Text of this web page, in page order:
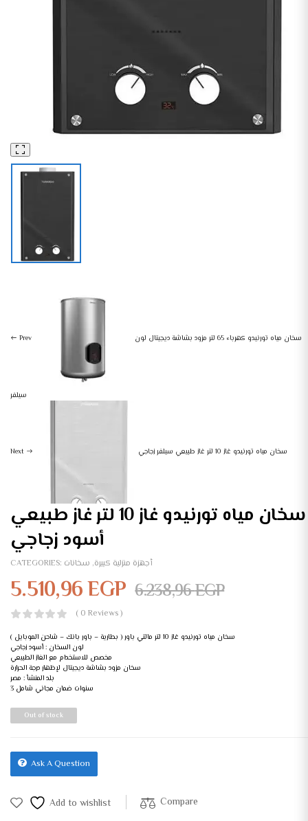
Prev سخان مياه تورنيدو كهرباء 65 لتر مزود بشاشة ديجيتال لون
سيلفر
Next سخان مياه تورنيدو غاز 10 لتر غاز طبيعي سيلفر زجاجي
سخان مياه تورنيدو غاز 10 لتر غاز طبيعي
أسود زجاجي
CATEGORIES: أجهزة منزلية كبيرة, سخانات
5.510,96EGP 6.238,96EGP
( 0 Reviews )
سخان مياه تورنيدو غاز 10 لتر مالتي باور ( بطارية – باور بانك – شاحن الموبايل )
لون السخان : أسود زجاجي
مخصص للاستخدام مع الغاز الطبيعي
سخان مزود بشاشة ديجيتال لإظهار درجة الحرارة
بلد المنشأ : مصر
3 سنوات ضمان مجاني شامل
Out of stock
Ask A Question
Add to wishlist Compare